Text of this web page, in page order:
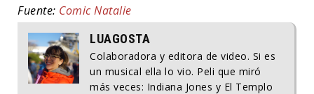
Fuente: Comic Natalie
LUAGOSTA
Colaboradora y editora de video. Si es
un musical ella lo vio. Peli que miró
más veces: Indiana Jones y El Templo